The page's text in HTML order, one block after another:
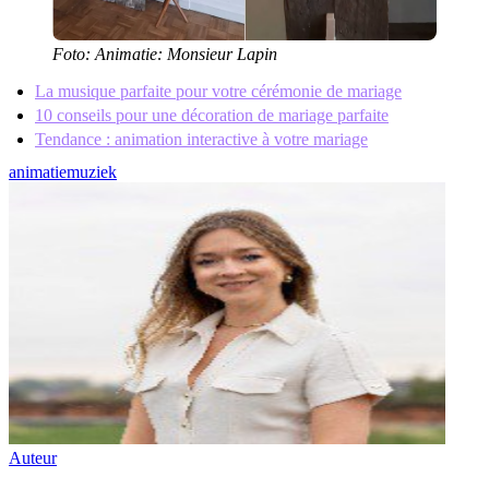
Foto: Animatie: Monsieur Lapin
La musique parfaite pour votre cérémonie de mariage
10 conseils pour une décoration de mariage parfaite
Tendance : animation interactive à votre mariage
animatiemuziek
Auteur